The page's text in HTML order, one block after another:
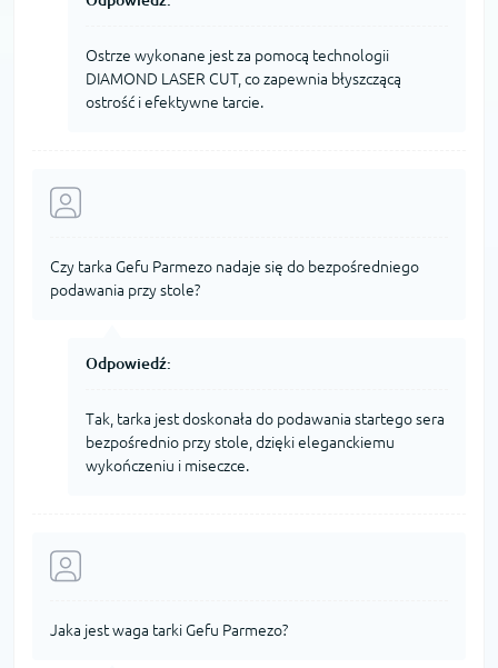
Ostrze wykonane jest za pomocą technologii
DIAMOND LASER CUT, co zapewnia błyszczącą
ostrość i efektywne tarcie.
Czy tarka Gefu Parmezo nadaje się do bezpośredniego
podawania przy stole?
Odpowiedź:
Tak, tarka jest doskonała do podawania startego sera
bezpośrednio przy stole, dzięki eleganckiemu
wykończeniu i miseczce.
Jaka jest waga tarki Gefu Parmezo?